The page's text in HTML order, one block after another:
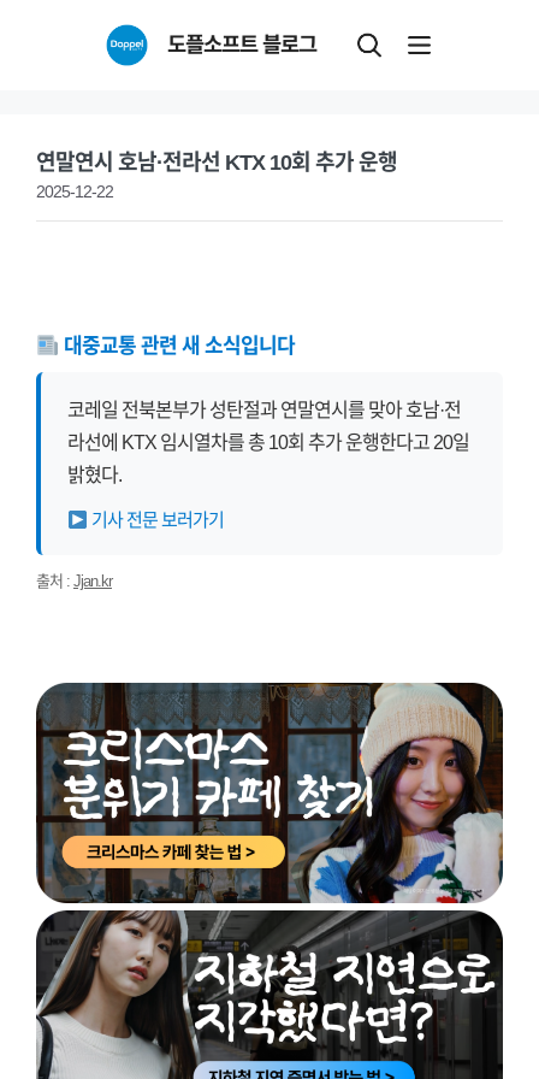
도플소프트 블로그
연말연시 호남·전라선 KTX 10회 추가 운행
2025-12-22
대중교통 관련 새 소식입니다
코레일 전북본부가 성탄절과 연말연시를 맞아 호남·전
라선에 KTX 임시열차를 총 10회 추가 운행한다고 20일
밝혔다.
기사 전문 보러가기
출처 : Jjan.kr